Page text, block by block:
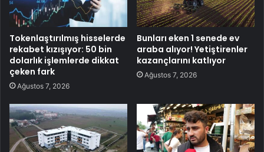
Tokenlaştırılmış hisselerde
rekabet kızışıyor: 50 bin
dolarlık işlemlerde dikkat
çeken fark
Ağustos 7, 2026
Bunları eken 1 senede ev
araba alıyor! Yetiştirenler
kazançlarını katlıyor
Ağustos 7, 2026